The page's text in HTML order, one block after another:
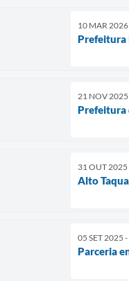
10 MAR
Prefeitura
21 NOV
Prefeitura
31 OUT
Alto
05 SET 2025
Parceria